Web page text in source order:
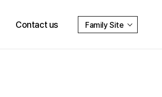
Contact us Family Site